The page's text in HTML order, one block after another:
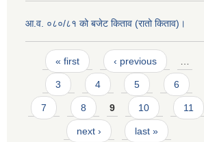
आ.व. ०८०/८१ को बजेट किताव (रातो किताव)।
Pages
« first ‹ previous
3 4 5 6
7 8 9 10 11
next › last »